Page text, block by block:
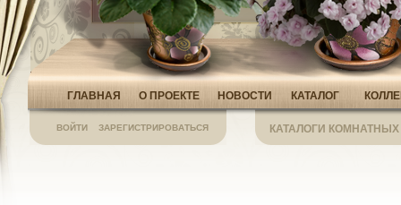
ВОЙТИ ЗАРЕГИСТРИРОВАТЬСЯ КАТАЛОГИ
ГЛАВНАЯ О ПРОЕКТЕ НОВОСТИ КАТАЛОГ